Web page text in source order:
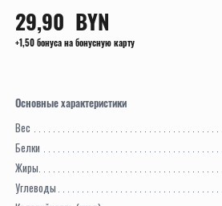
29,90
  BYN
+1,50 бонуса на бонусную карту
Вес
Белки
Жиры
Углеводы